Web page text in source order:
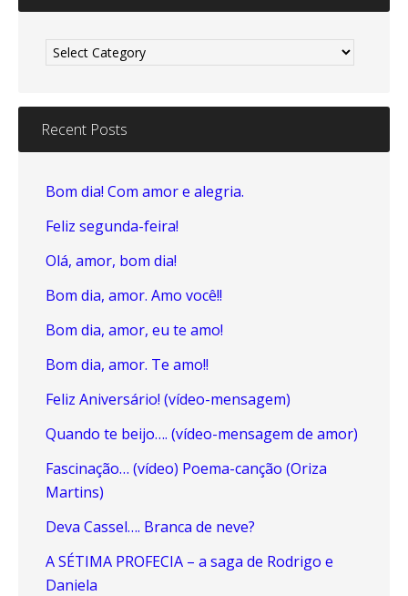
Recent Posts
Bom dia! Com amor e alegria.
Feliz segunda-feira!
Olá, amor, bom dia!
Bom dia, amor. Amo você!!
Bom dia, amor, eu te amo!
Bom dia, amor. Te amo!!
Feliz Aniversário! (vídeo-mensagem)
Quando te beijo…. (vídeo-mensagem de amor)
Fascinação… (vídeo) Poema-canção (Oriza
Martins)
Deva Cassel…. Branca de neve?
A SÉTIMA PROFECIA – a saga de Rodrigo e
Daniela